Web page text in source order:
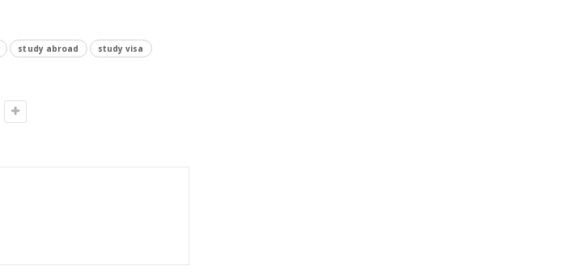
study abroad
study visa